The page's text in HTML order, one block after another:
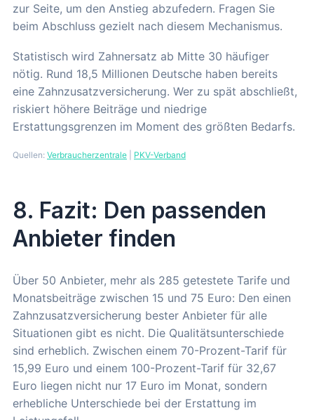
zur Seite, um den Anstieg abzufedern. Fragen Sie
beim Abschluss gezielt nach diesem Mechanismus.
Statistisch wird Zahnersatz ab Mitte 30 häufiger
nötig. Rund 18,5 Millionen Deutsche haben bereits
eine Zahnzusatzversicherung. Wer zu spät abschließt,
riskiert höhere Beiträge und niedrige
Erstattungsgrenzen im Moment des größten Bedarfs.
Quellen: Verbraucherzentrale PKV-Verband
8. Fazit: Den passenden
Anbieter finden
Über 50 Anbieter, mehr als 285 getestete Tarife und
Monatsbeiträge zwischen 15 und 75 Euro: Den einen
Zahnzusatzversicherung bester Anbieter für alle
Situationen gibt es nicht. Die Qualitätsunterschiede
sind erheblich. Zwischen einem 70-Prozent-Tarif für
15,99 Euro und einem 100-Prozent-Tarif für 32,67
Euro liegen nicht nur 17 Euro im Monat, sondern
erhebliche Unterschiede bei der Erstattung im